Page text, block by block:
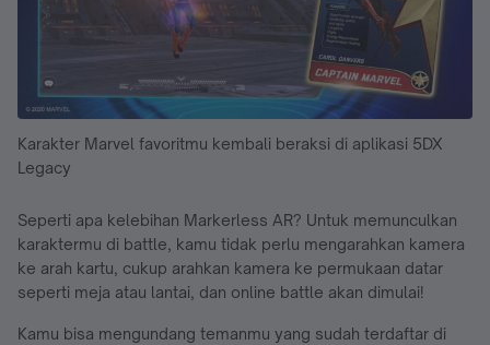
Karakter Marvel favoritmu kembali beraksi di aplikasi 5DX
Legacy
Seperti apa kelebihan Markerless AR? Untuk memunculkan
karaktermu di battle, kamu tidak perlu mengarahkan kamera
ke arah kartu, cukup arahkan kamera ke permukaan datar
seperti meja atau lantai, dan online battle akan dimulai!
Kamu bisa mengundang temanmu yang sudah terdaftar di